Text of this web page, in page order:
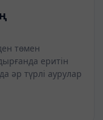
төмен
еритін
әр түрлі аурулар